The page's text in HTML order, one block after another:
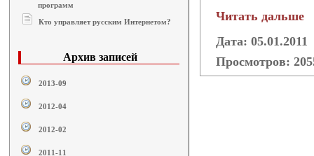
программ
Кто управляет русским Интернетом?
Архив записей
2013-09
2012-04
2012-02
2011-11
Читать дальше
Дата: 05.01.2011
Просмотров: